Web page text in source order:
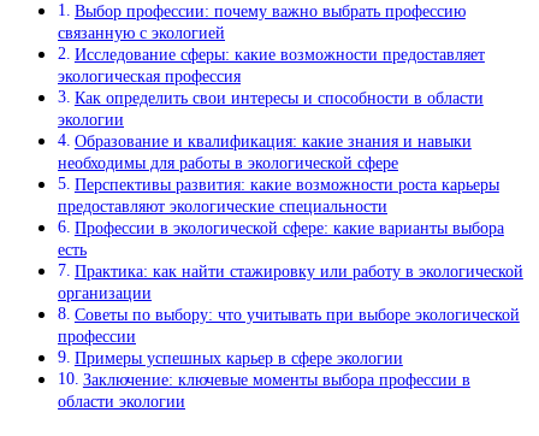
Выбор профессии: почему важно выбрать профессию
связанную с экологией
Исследование сферы: какие возможности предоставляет
экологическая профессия
Как определить свои интересы и способности в области
экологии
Образование и квалификация: какие знания и навыки
необходимы для работы в экологической сфере
Перспективы развития: какие возможности роста карьеры
предоставляют экологические специальности
Профессии в экологической сфере: какие варианты выбора
есть
Практика: как найти стажировку или работу в экологической
организации
Советы по выбору: что учитывать при выборе экологической
профессии
Примеры успешных карьер в сфере экологии
Заключение: ключевые моменты выбора профессии в
области экологии